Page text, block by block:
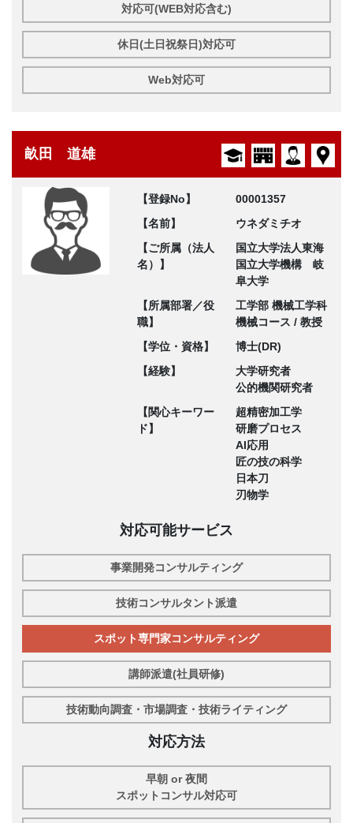
対応可(WEB対応含む)
休日(土日祝祭日)対応可
Web対応可
畝田 道雄
【登録No】
00001357
【名前】
ウネダミチオ
【ご所属（法人
名）】
国立大学法人東海
国立大学機構 岐
阜大学
【所属部署／役
職】
工学部 機械工学科
機械コース / 教授
【学位・資格】
博士(DR)
【経験】
大学研究者
公的機関研究者
【関心キーワー
ド】
超精密加工学
研磨プロセス
AI応用
匠の技の科学
日本刀
刃物学
対応可能サービス
事業開発コンサルティング
技術コンサルタント派遣
スポット専門家コンサルティング
講師派遣(社員研修)
技術動向調査・市場調査・技術ライティング
対応方法
早朝 or 夜間
スポットコンサル対応可